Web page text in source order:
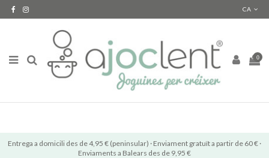
CA
0
Entrega a domicili des de 4,95 € (peninsular) · Enviament gratuït a partir de 60 € ·
Enviaments a Balears des de 9,95 €